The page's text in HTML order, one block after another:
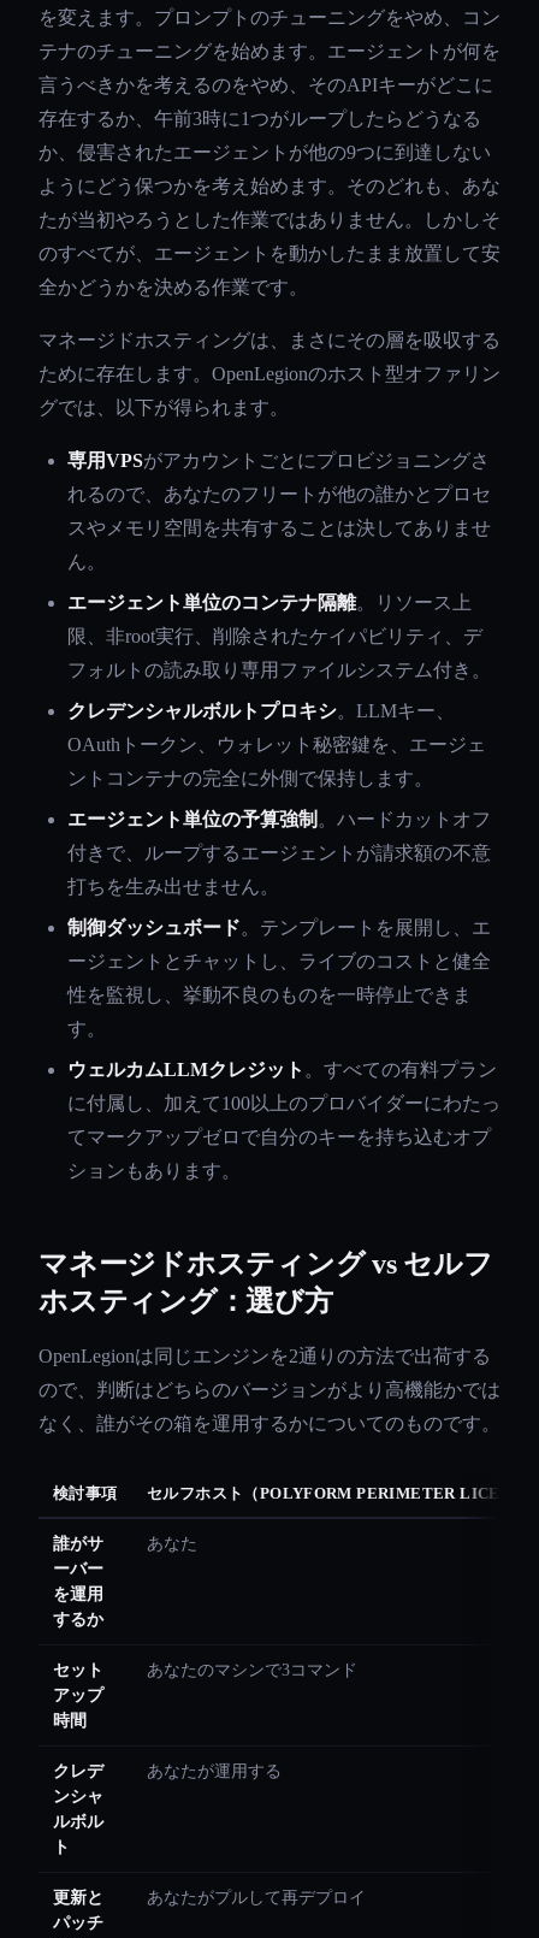
を変えます。プロンプトのチューニングをやめ、コン
テナのチューニングを始めます。エージェントが何を
言うべきかを考えるのをやめ、そのAPIキーがどこに
存在するか、午前3時に1つがループしたらどうなる
か、侵害されたエージェントが他の9つに到達しない
ようにどう保つかを考え始めます。そのどれも、あな
たが当初やろうとした作業ではありません。しかしそ
のすべてが、エージェントを動かしたまま放置して安
全かどうかを決める作業です。
マネージドホスティングは、まさにその層を吸収する
ために存在します。OpenLegionのホスト型オファリン
グでは、以下が得られます。
専用VPSがアカウントごとにプロビジョニングさ
れるので、あなたのフリートが他の誰かとプロセ
スやメモリ空間を共有することは決してありませ
ん。
エージェント単位のコンテナ隔離。リソース上
限、非root実行、削除されたケイパビリティ、デ
フォルトの読み取り専用ファイルシステム付き。
クレデンシャルボルトプロキシ。LLMキー、
OAuthトークン、ウォレット秘密鍵を、エージェ
ントコンテナの完全に外側で保持します。
エージェント単位の予算強制 。ハードカットオフ
付きで、ループするエージェントが請求額の不意
打ちを生み出せません。
制御ダッシュボード。テンプレートを展開し、エ
ージェントとチャットし、ライブのコストと健全
性を監視し、挙動不良のものを一時停止できま
す。
ウェルカムLLMクレジット 。すべての有料プラン
に付属し、加えて100以上のプロバイダーにわたっ
てマークアップゼロで自分のキーを持ち込むオプ
ションもあります。
マネージドホスティング vs セルフ
ホスティング：選び方
OpenLegionは同じエンジンを2通りの方法で出荷する
ので、判断はどちらのバージョンがより高機能かでは
なく、誰がその箱を運用するかについてのものです。
検討事項 セルフホスト（POLYFORM PERIMETER LICENSE
誰がサ
ーバー
を運用
するか
あなた
セット
アップ
時間
あなたのマシンで3コマンド
クレデ
ンシャ
ルボル
ト
あなたが運用する
更新と
パッチ
あなたがプルして再デプロイ